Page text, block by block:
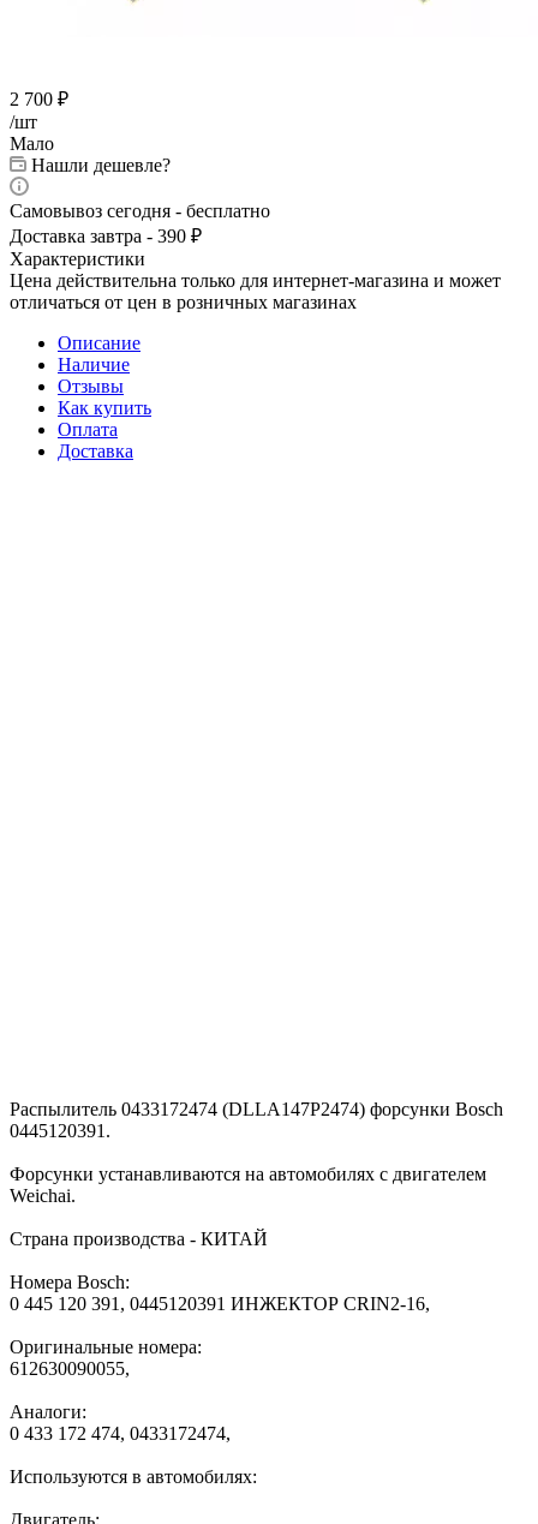
2 700 ₽
/шт
Мало
Нашли дешевле?
Самовывоз сегодня - бесплатно
Доставка завтра - 390 ₽
Характеристики
Цена действительна только для интернет-магазина и может
отличаться от цен в розничных магазинах
Описание
Наличие
Отзывы
Как купить
Оплата
Доставка
Распылитель 0433172474 (DLLA147P2474) форсунки Bosch
0445120391.
Форсунки устанавливаются на автомобилях с двигателем
Weichai.
Страна производства - КИТАЙ
Номера Bosch:
0 445 120 391, 0445120391 ИНЖЕКТОР CRIN2-16,
Оригинальные номера:
612630090055,
Аналоги:
0 433 172 474, 0433172474,
Используются в автомобилях:
Двигатель: